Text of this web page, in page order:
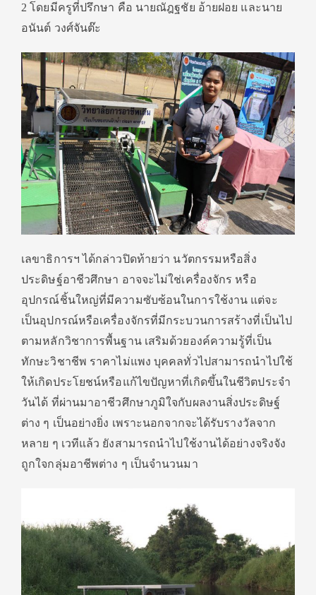
2 โดยมีครูที่ปรึกษา คือ นายณัฎฐชัย อ้ายฝอย และนาย
อนันต์ วงศ์จันต๊ะ
เลขาธิการฯ ได้กล่าวปิดท้ายว่า นวัตกรรมหรือสิ่ง
ประดิษฐ์อาชีวศึกษา อาจจะไม่ใช่เครื่องจักร หรือ
อุปกรณ์ชิ้นใหญ่ที่มีความซับซ้อนในการใช้งาน แต่จะ
เป็นอุปกรณ์หรือเครื่องจักรที่มีกระบวนการสร้างที่เป็นไป
ตามหลักวิชาการพื้นฐาน เสริมด้วยองค์ความรู้ที่เป็น
ทักษะวิชาชีพ ราคาไม่แพง บุคคลทั่วไปสามารถนำไปใช้
ให้เกิดประโยชน์หรือแก้ไขปัญหาที่เกิดขึ้นในชีวิตประจำ
วันได้ ที่ผ่านมาอาชีวศึกษาภูมิใจกับผลงานสิ่งประดิษฐ์
ต่าง ๆ เป็นอย่างยิ่ง เพราะนอกจากจะได้รับรางวัลจาก
หลาย ๆ เวทีแล้ว ยังสามารถนำไปใช้งานได้อย่างจริงจัง
ถูกใจกลุ่มอาชีพต่าง ๆ เป็นจำนวนมา